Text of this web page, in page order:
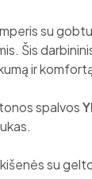
su
Šis
ir
spalvos
su